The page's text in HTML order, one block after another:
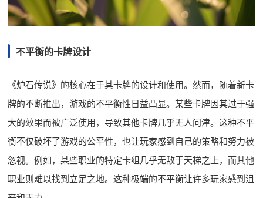
不平衡的卡牌设计
《炉石传说》的核心在于其卡牌的设计和使用。然而，随着新卡
牌的不断推出，游戏的不平衡性日益凸显。某些卡牌因其过于强
大的效果而被广泛使用，导致其他卡牌几乎无人问津。这种不平
衡不仅破坏了游戏的公平性，也让玩家感到自己的策略和努力被
忽视。例如，某些职业的特定卡组几乎无敌于天梯之上，而其他
职业则难以找到立足之地。这种极端的不平衡让许多玩家感到沮